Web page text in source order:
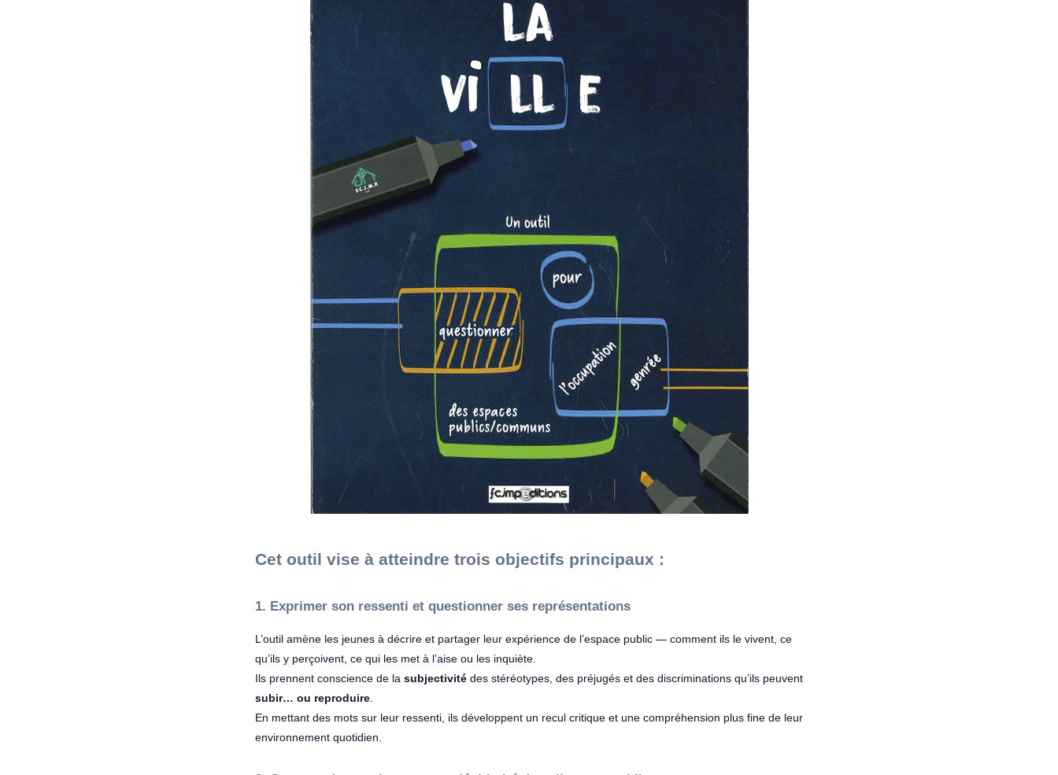
Cet outil vise à atteindre trois objectifs principaux :
1. Exprimer son ressenti et questionner ses représentations
L’outil amène les jeunes à décrire et partager leur expérience de l’espace public — comment ils le vivent, ce
qu’ils y perçoivent, ce qui les met à l’aise ou les inquiète.
Ils prennent conscience de la subjectivité des stéréotypes, des préjugés et des discriminations qu’ils peuvent
subir… ou reproduire.
En mettant des mots sur leur ressenti, ils développent un recul critique et une compréhension plus fine de leur
environnement quotidien.